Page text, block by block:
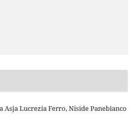
Asja Lucrezia Ferro, Niside Panebianco